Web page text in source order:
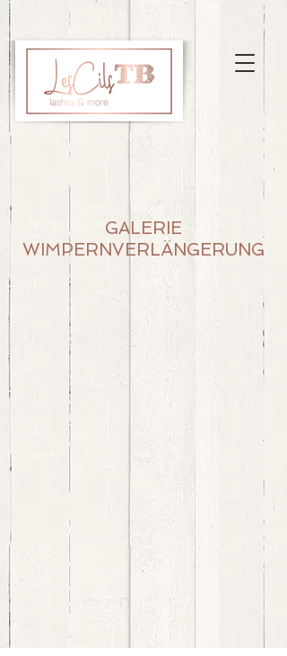
GALERIE
WIMPERNVERLÄNGERUNG